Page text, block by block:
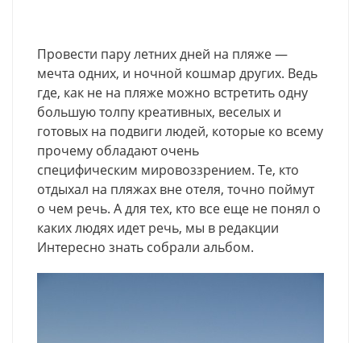
Провести пару летних дней на пляже —
мечта одних, и ночной кошмар других. Ведь
где, как не на пляже можно встретить одну
большую толпу креативных, веселых и
готовых на подвиги людей, которые ко всему
прочему обладают очень
специфическим мировоззрением. Те, кто
отдыхал на пляжах вне отеля, точно поймут
о чем речь. А для тех, кто все еще не понял о
каких людях идет речь, мы в редакции
Интересно знать собрали альбом.